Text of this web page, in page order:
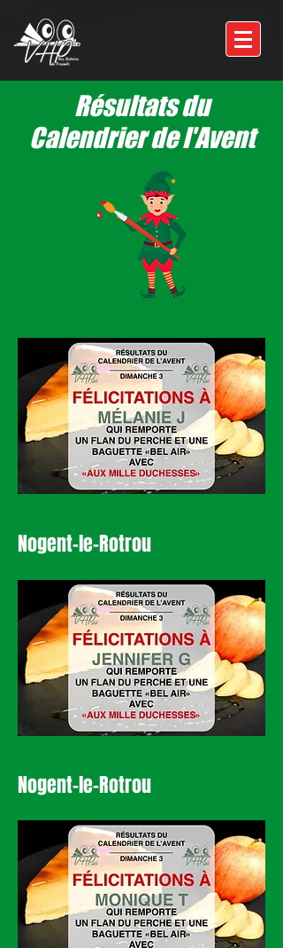
Résultats du
Calendrier de l'Avent
Nogent-le-Rotrou
Nogent-le-Rotrou